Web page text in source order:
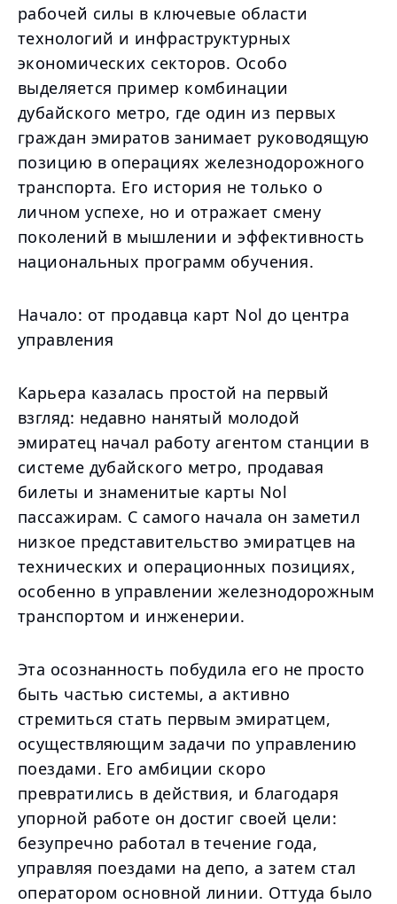
рабочей силы в ключевые области
технологий и инфраструктурных
экономических секторов. Особо
выделяется пример комбинации
дубайского метро, где один из первых
граждан эмиратов занимает руководящую
позицию в операциях железнодорожного
транспорта. Его история не только о
личном успехе, но и отражает смену
поколений в мышлении и эффективность
национальных программ обучения.
Начало: от продавца карт Nol до центра
управления
Карьера казалась простой на первый
взгляд: недавно нанятый молодой
эмиратец начал работу агентом станции в
системе дубайского метро, продавая
билеты и знаменитые карты Nol
пассажирам. С самого начала он заметил
низкое представительство эмиратцев на
технических и операционных позициях,
особенно в управлении железнодорожным
транспортом и инженерии.
Эта осознанность побудила его не просто
быть частью системы, а активно
стремиться стать первым эмиратцем,
осуществляющим задачи по управлению
поездами. Его амбиции скоро
превратились в действия, и благодаря
упорной работе он достиг своей цели:
безупречно работал в течение года,
управляя поездами на депо, а затем стал
оператором основной линии. Оттуда было